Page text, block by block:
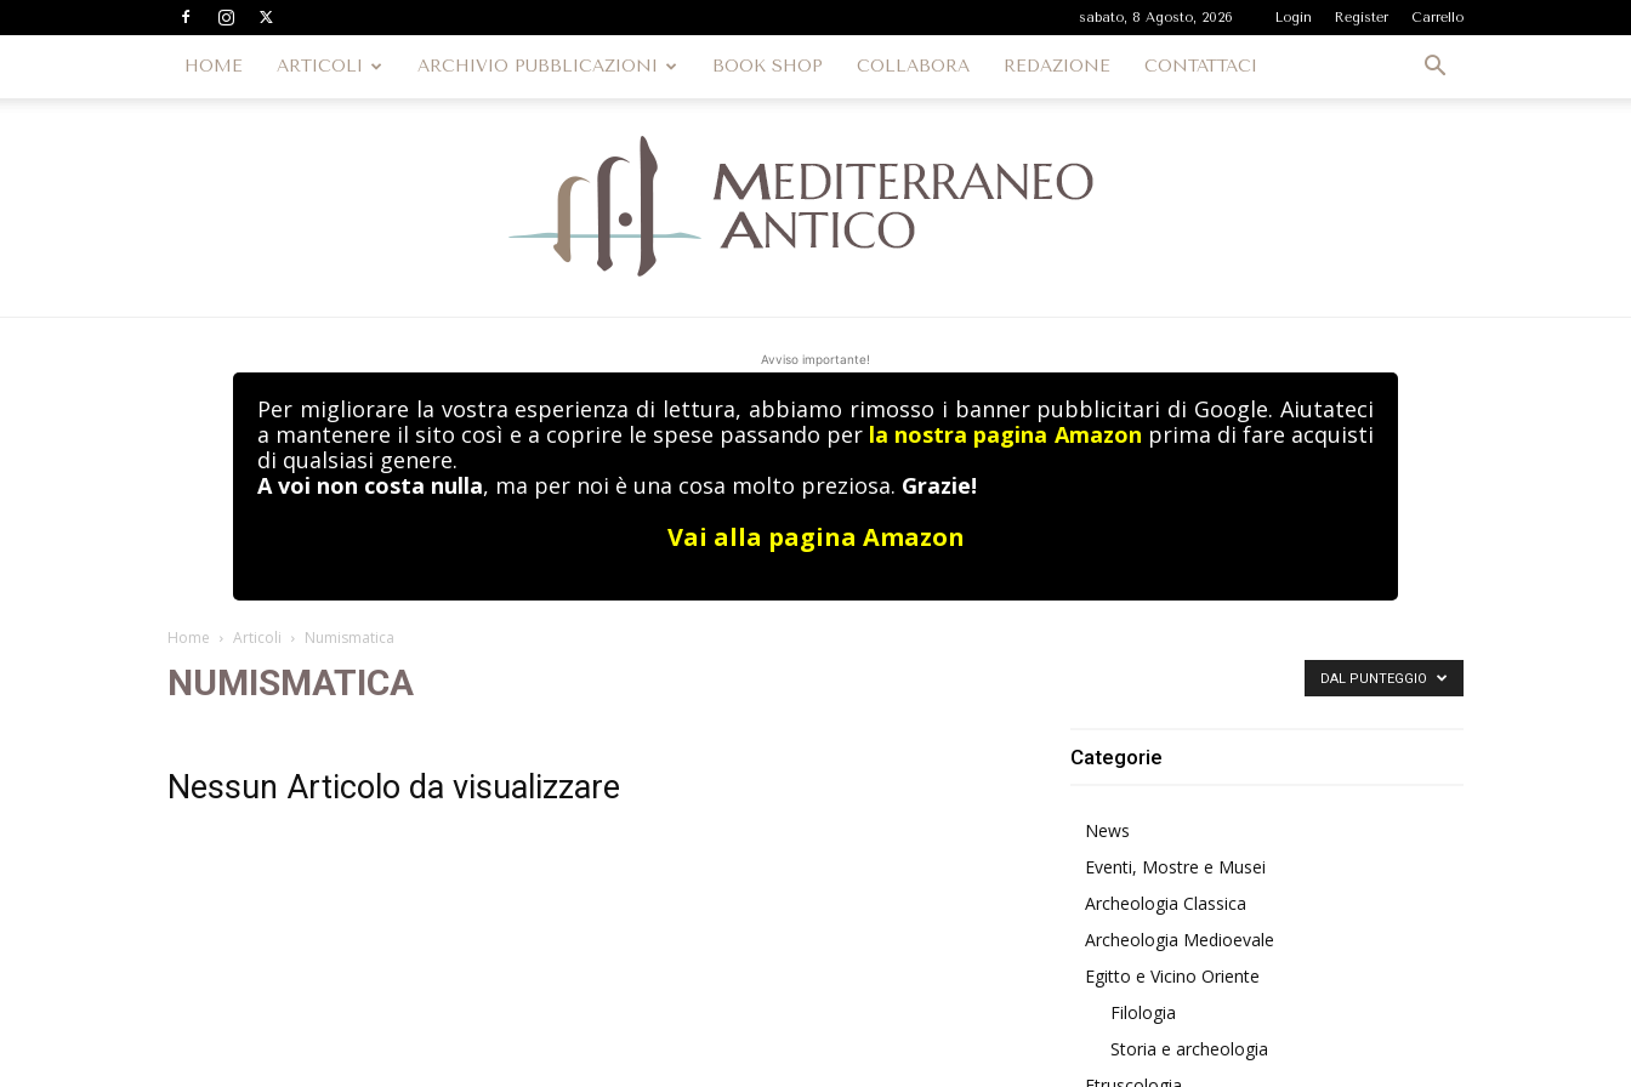
sabato, 8 Agosto, 2026 Login Register Carrello
HOME ARTICOLI ARCHIVIO PUBBLICAZIONI BOOK SHOP COLLABORA REDAZIONE CONTATTACI
MediterraneoAntico
Avviso importante!
Per migliorare la vostra esperienza di lettura, abbiamo rimosso i banner pubblicitari di Google. Aiutateci
a mantenere il sito così e a coprire le spese passando per la nostra pagina Amazon prima di fare acquisti
di qualsiasi genere.
A voi non costa nulla, ma per noi è una cosa molto preziosa. Grazie!
Vai alla pagina Amazon
Home Articoli Numismatica
NUMISMATICA DAL PUNTEGGIO
Nessun Articolo da visualizzare
Categorie
News
Eventi, Mostre e Musei
Archeologia Classica
Archeologia Medioevale
Egitto e Vicino Oriente
Filologia
Storia e archeologia